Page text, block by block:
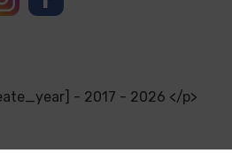
- 2017 - 2026 </p>